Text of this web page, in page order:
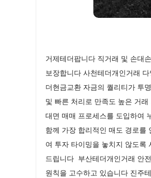
거제테더팝니다 직거래 및 손대
보장합니다 사천테더개인거래
더현금교환 자금의 퀄리티가 투
및 빠른 처리로 만족도 높은 거
대면 매매 프로세스를 도입하여
함께 가장 합리적인 매도 경로를
여 투자 타이밍을 놓치지 않도록
드립니다 부산테더개인거래 안
원칙을 고수하고 있습니다 진주